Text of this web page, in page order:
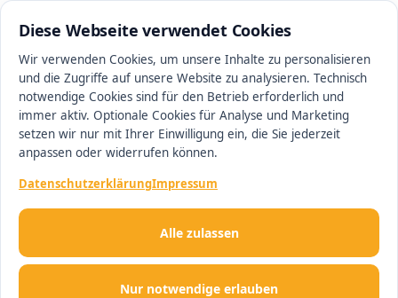
Diese Webseite verwendet Cookies
Wir verwenden Cookies, um unsere Inhalte zu personalisieren
und die Zugriffe auf unsere Website zu analysieren. Technisch
notwendige Cookies sind für den Betrieb erforderlich und
immer aktiv. Optionale Cookies für Analyse und Marketing
setzen wir nur mit Ihrer Einwilligung ein, die Sie jederzeit
anpassen oder widerrufen können.
DatenschutzerklärungImpressum
Nur notwendige erlauben
Alle zulassen